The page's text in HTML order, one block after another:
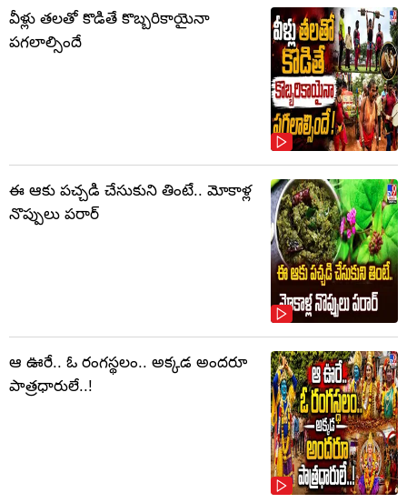
వీళ్లు తలతో కొడితే కొబ్బరికాయైనా
పగలాల్సిందే
ఈ ఆకు పచ్చడి చేసుకుని తింటే.. మోకాళ్ల
నొప్పులు పరార్‌
ఆ ఊరే.. ఓ రంగస్థలం.. అక్కడ అందరూ
పాత్రధారులే..!